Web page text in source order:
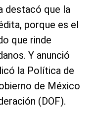
destacó que la
porque es el
que rinde
Y anunció
la Política de
de México
(DOF).